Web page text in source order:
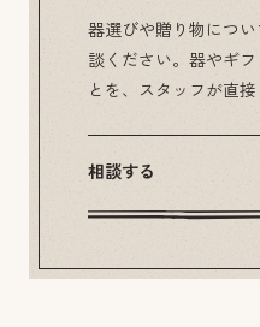
器選びや贈り物につ
談ください。器やギ
とを、スタッフが直
相談する